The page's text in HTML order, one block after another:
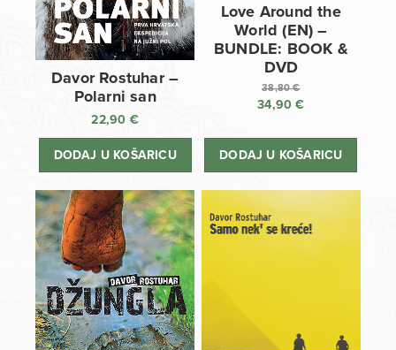
Davor Rostuhar –
Polarni san
22,90 €
DODAJ U KOŠARICU
Love Around the
World (EN) –
BUNDLE: BOOK &
DVD
38,80€
Izvorna
bila
34,90€
cijena
DODAJ U KOŠARICU